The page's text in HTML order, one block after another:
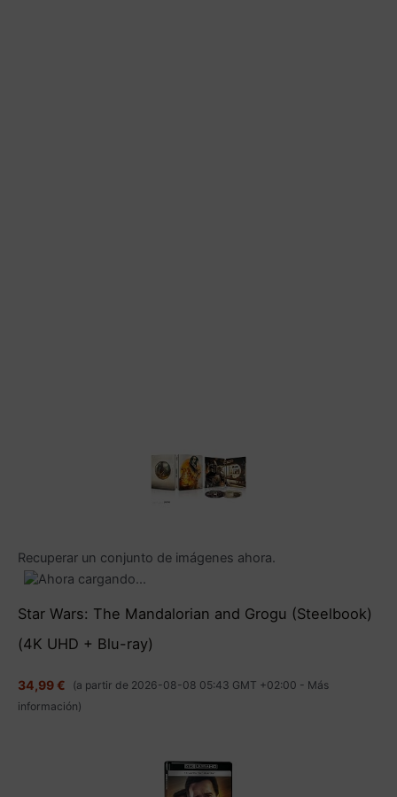
Recuperar un conjunto de imágenes ahora.
Star Wars: The Mandalorian and Grogu (Steelbook)
(4K UHD + Blu-ray)
34,99 € (a partir de 2026-08-08 05:43 GMT +02:00 - Más
información)